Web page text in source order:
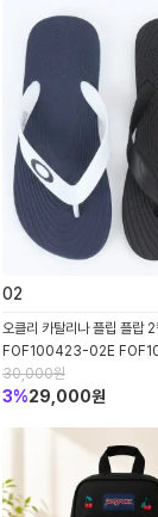
02
오클리 카탈리나 플립 플랍 2
FOF100423-02E
30,000원
3%29,000원